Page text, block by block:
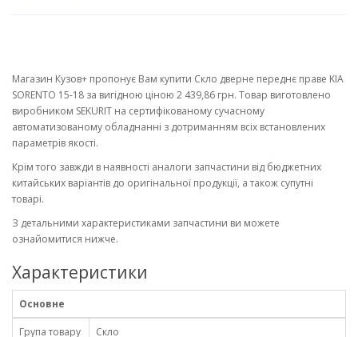
Магазин Кузов+ пропонує Вам купити Скло дверне переднє праве KIA
SORENTO 15-18 за вигідною ціною 2 439,86 грн. Товар виготовлено
виробником SEKURIT на сертифікованому сучасному
автоматизованому обладнанні з дотриманням всіх встановлених
параметрів якості.
Крім того завжди в наявності аналоги запчастини від бюджетних
китайських варіантів до оригінальної продукції, а також супутні
товарі.
З детальними характеристиками запчастини ви можете
ознайомитися нижче.
Характеристики
Основне
Група товару
Скло